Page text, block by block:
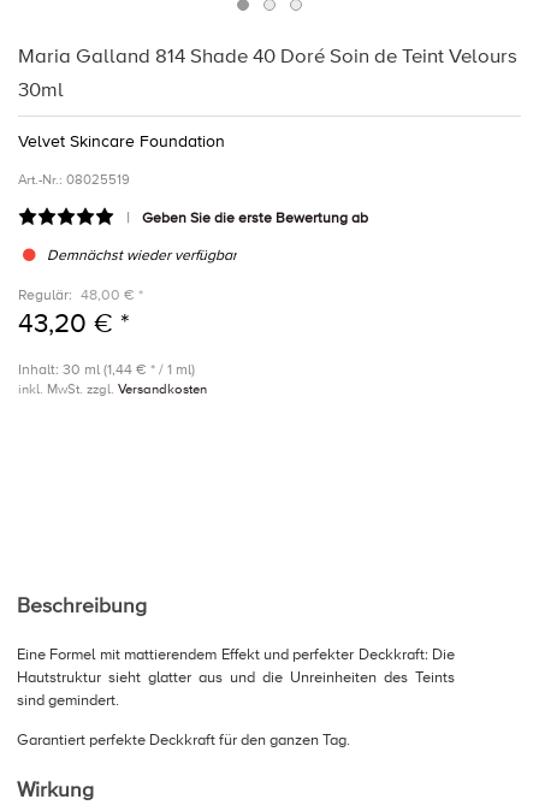
Maria Galland 814 Shade 40 Doré Soin de Teint Velours
30ml
Velvet Skincare Foundation
Art.-Nr.: 08025519
Geben Sie die erste Bewertung ab
Demnächst wieder verfügbar
Regulär: 48,00 € *
43,20 € *
Inhalt: 30 ml (1,44 € * / 1 ml)
inkl. MwSt. zzgl. Versandkosten
Beschreibung
Eine Formel mit mattierendem Effekt und perfekter Deckkraft: Die
Hautstruktur sieht glatter aus und die Unreinheiten des Teints
sind gemindert.
Garantiert perfekte Deckkraft für den ganzen Tag.
Wirkung